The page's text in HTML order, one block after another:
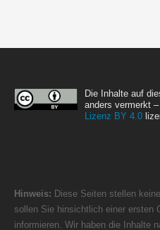
Die Inhalte auf
anders vermerkt
Lizenz BY 4.0
Hinweis: Diese Seiten stellen
sollen Sie hinsichtlich einer ersten
informieren. Wir haben die Inhalte